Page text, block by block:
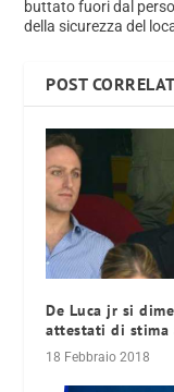
buttato fuori dal
della sicurezza del
POST
De Luca jr si
attestati di stima
18 Febbraio 2018